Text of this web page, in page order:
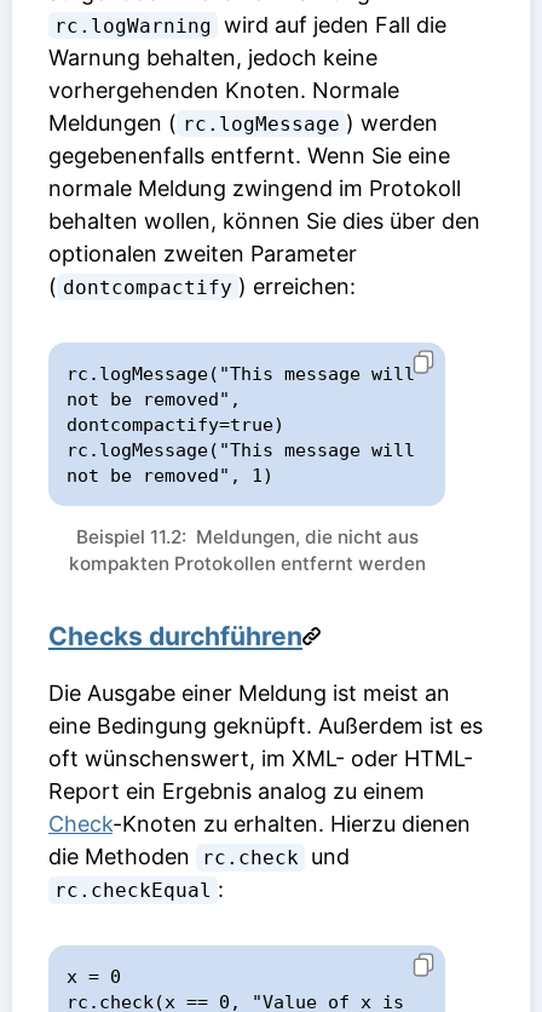
rc.logWarning wird auf jeden Fall die
Warnung behalten, jedoch keine
vorhergehenden Knoten. Normale
Meldungen ( rc.logMessage ) werden
gegebenenfalls entfernt. Wenn Sie eine
normale Meldung zwingend im Protokoll
behalten wollen, können Sie dies über den
optionalen zweiten Parameter
( dontcompactify ) erreichen:
rc.logMessage("This message will
not be removed",
dontcompactify=true)
rc.logMessage("This message will
not be removed", 1)
Beispiel 11.2: Meldungen, die nicht aus
kompakten Protokollen entfernt werden
Checks durchführen
Die Ausgabe einer Meldung ist meist an
eine Bedingung geknüpft. Außerdem ist es
oft wünschenswert, im XML- oder HTML-
Report ein Ergebnis analog zu einem
Check-Knoten zu erhalten. Hierzu dienen
die Methoden
rc.check und
rc.checkEqual :
x = 0
rc.check(x == 0, "Value of x is